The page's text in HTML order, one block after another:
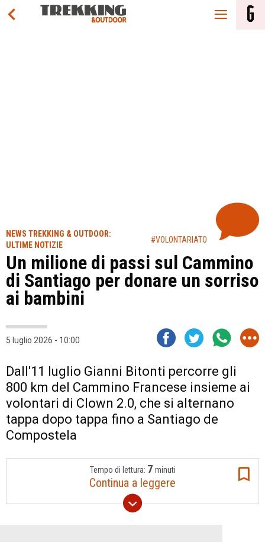
NEWS TREKKING & OUTDOOR:
ULTIME NOTIZIE
#VOLONTARIATO
Un milione di passi sul Cammino
di Santiago per donare un sorriso
ai bambini
5 luglio 2026 - 10:00
Dall'11 luglio Gianni Bitonti percorre gli
800 km del Cammino Francese insieme ai
volontari di Clown 2.0, che si alternano
tappa dopo tappa fino a Santiago de
Compostela
Tempo di lettura: 7 minuti
Continua a leggere